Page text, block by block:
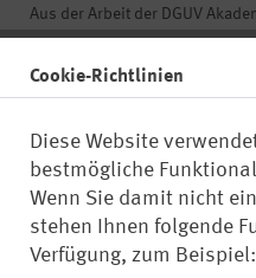
Aus der Arbeit der DGUV
Cookie-Richtlinien
Diese Website
bestmögliche
Wenn Sie damit nicht
stehen Ihnen folgende
Verfügung, zum Beispiel: